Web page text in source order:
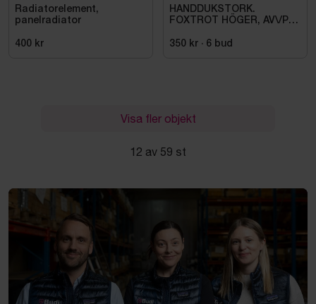
Radiatorelement,
panelradiator
400 kr
HANDDUKSTORK.
FOXTROT HÖGER, AV\/PÅ
350 kr · 6 bud
Visa fler objekt
12 av 59 st